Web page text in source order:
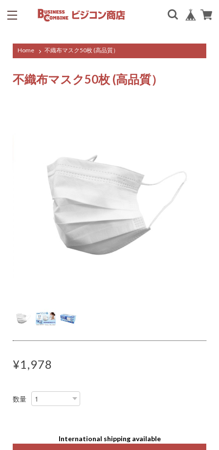
Home 不織布マスク50枚 (高品質）
不織布マスク50枚 (高品質）
¥1,978
数量
International shipping available